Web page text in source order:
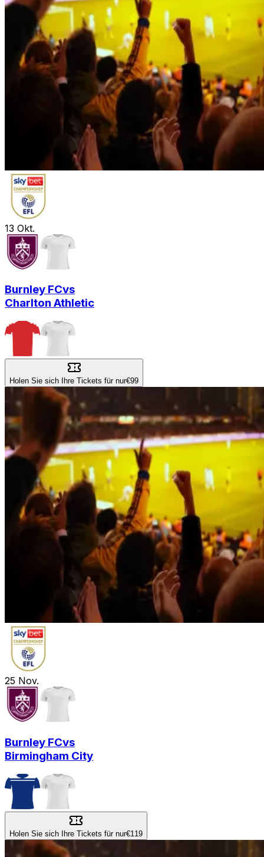
13 Okt.
Burnley FCvs
Charlton Athletic
Holen Sie sich Ihre Tickets für nur€99
25 Nov.
Burnley FCvs
Birmingham City
Holen Sie sich Ihre Tickets für nur€119